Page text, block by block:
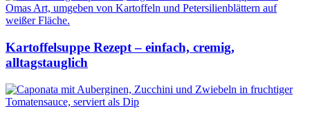
Kartoffelsuppe Rezept – einfach, cremig,
alltagstauglich